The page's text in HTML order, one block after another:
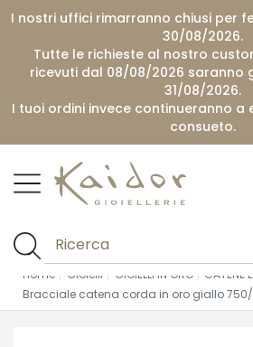
I nostri uffici rimarranno chiusi per
30/08/2026.
Tutte le richieste al nostro
ricevuti dal 08/08/2026 saranno
31/08/2026.
I tuoi ordini invece continueranno a
consueto.
Home Gioielli GIOIELLI IN ORO
CATENE
Bracciale catena corda in oro giallo